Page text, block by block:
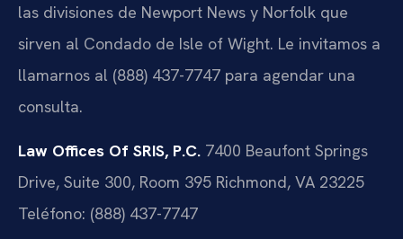
las divisiones de Newport News y Norfolk que
sirven al Condado de Isle of Wight. Le invitamos a
llamarnos al (888) 437-7747 para agendar una
consulta.
Law Offices Of SRIS, P.C. 7400 Beaufont Springs
Drive, Suite 300, Room 395 Richmond, VA 23225
Teléfono: (888) 437-7747